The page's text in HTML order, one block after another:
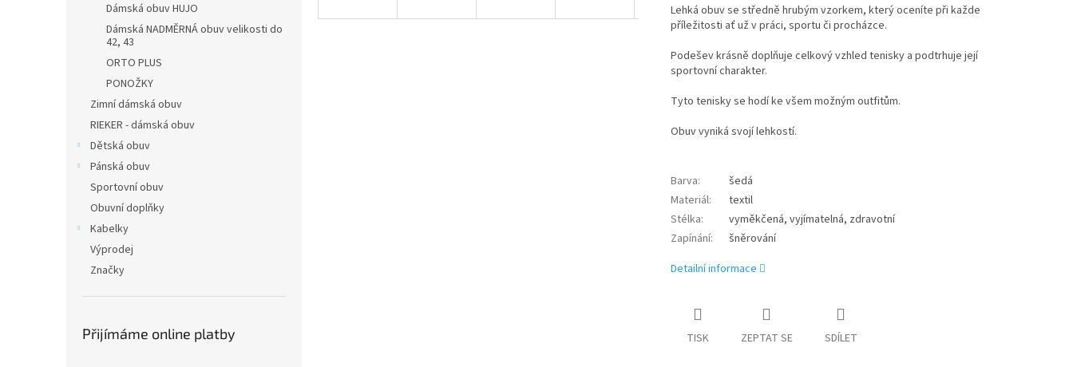
Dámská obuv HUJO
Dámská NADMĚRNÁ obuv velikosti do
42, 43
ORTO PLUS
PONOŽKY
Zimní dámská obuv
RIEKER - dámská obuv
Dětská obuv
Pánská obuv
Sportovní obuv
Obuvní doplňky
Kabelky
Výprodej
Značky
Přijímáme online platby
Lehká obuv se středně hrubým vzorkem, který oceníte při každe
příležitosti ať už v práci, sportu či procházce.
Podešev krásně doplňuje celkový vzhled tenisky a podtrhuje její
sportovní charakter.
Tyto tenisky se hodí ke všem možným outfitům.
Obuv vyniká svojí lehkostí.
Barva:
šedá
Materiál:
textil
Stélka:
vyměkčená, vyjímatelná, zdravotní
Zapínání:
šněrování
Detailní informace
TISK ZEPTAT SE SDÍLET